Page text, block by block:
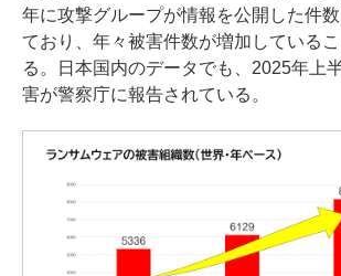
年に攻撃グループが情報を公開した件
ており、年々被害件数が増加している
る。日本国内のデータでも、2025年上
害が警察庁に報告されている。